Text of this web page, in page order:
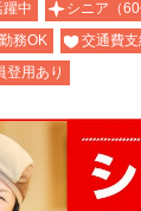
中
シニア（
務OK 交通費
登用あり